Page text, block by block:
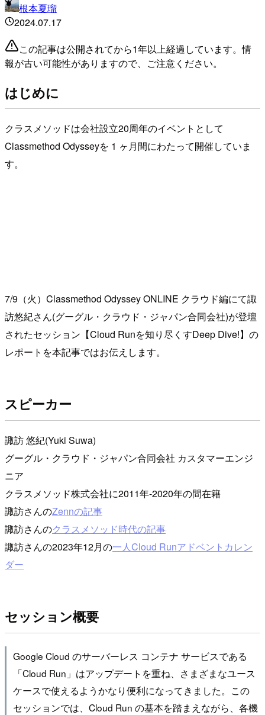
根本夏瑠
2024.07.17
この記事は公開されてから1年以上経過しています。情
報が古い可能性がありますので、ご注意ください。
はじめに
クラスメソッドは会社設立20周年のイベントとして
Classmethod Odysseyを 1 ヶ月間にわたって開催していま
す。
7/9（火）Classmethod Odyssey ONLINE クラウド編にて諏
訪悠紀さん(グーグル・クラウド・ジャパン合同会社)が登壇
されたセッション【Cloud Runを知り尽くすDeep Dive!】の
レポートを本記事ではお伝えします。
スピーカー
諏訪 悠紀(Yuki Suwa)
グーグル・クラウド・ジャパン合同会社 カスタマーエンジ
ニア
クラスメソッド株式会社に2011年-2020年の間在籍
諏訪さんのZennの記事
諏訪さんのクラスメソッド時代の記事
諏訪さんの2023年12月の一人Cloud Runアドベントカレン
ダー
セッション概要
Google Cloud のサーバーレス コンテナ サービスである
「Cloud Run」はアップデートを重ね、さまざまなユース
ケースで使えるようかなり便利になってきました。この
セッションでは、Cloud Run の基本を踏まえながら、各機